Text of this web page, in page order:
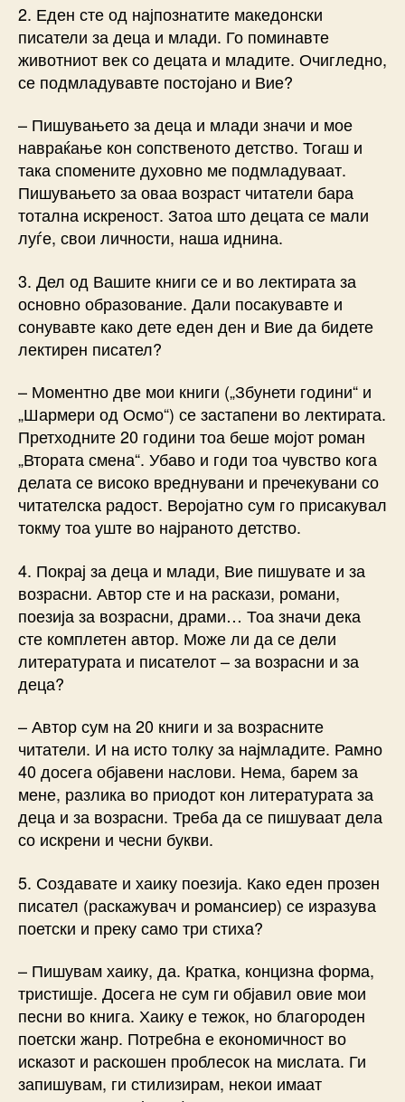
2. Еден сте од најпознатите македонски
писатели за деца и млади. Го поминавте
животниот век со децата и младите. Очигледно,
се подмладувавте постојано и Вие?
– Пишувањето за деца и млади значи и мое
навраќање кон сопственото детство. Тогаш и
така спомените духовно ме подмладуваат.
Пишувањето за оваа возраст читатели бара
тотална искреност. Затоа што децата се мали
луѓе, свои личности, наша иднина.
3. Дел од Вашите книги се и во лектирата за
основно образование. Дали посакувавте и
сонувавте како дете еден ден и Вие да бидете
лектирен писател?
– Моментно две мои книги („Збунети години“ и
„Шармери од Осмо“) се застапени во лектирата.
Претходните 20 години тоа беше мојот роман
„Втората смена“. Убаво и годи тоа чувство кога
делата се високо вреднувани и пречекувани со
читателска радост. Веројатно сум го присакувал
токму тоа уште во најраното детство.
4. Покрај за деца и млади, Вие пишувате и за
возрасни. Автор сте и на раскази, романи,
поезија за возрасни, драми… Тоа значи дека
сте комплетен автор. Може ли да се дели
литературата и писателот – за возрасни и за
деца?
– Автор сум на 20 книги и за возрасните
читатели. И на исто толку за најмладите. Рамно
40 досега објавени наслови. Нема, барем за
мене, разлика во приодот кон литературата за
деца и за возрасни. Треба да се пишуваат дела
со искрени и чесни букви.
5. Создавате и хаику поезија. Како еден прозен
писател (раскажувач и романсиер) се изразува
поетски и преку само три стиха?
– Пишувам хаику, да. Кратка, концизна форма,
тристишје. Досега не сум ги објавил овие мои
песни во книга. Хаику е тежок, но благороден
поетски жанр. Потребна е економичност во
исказот и раскошен проблесок на мислата. Ги
запишувам, ги стилизирам, некои имаат